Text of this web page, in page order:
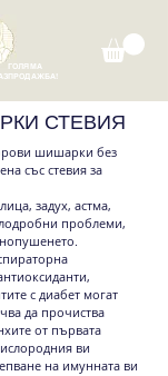
ГОЛЯМА
СТЕВИЯ
шишарки без
със стевия за
задух, астма,
проблеми,
с диабет могат
да прочиства
от първата
ви
на имунната ви